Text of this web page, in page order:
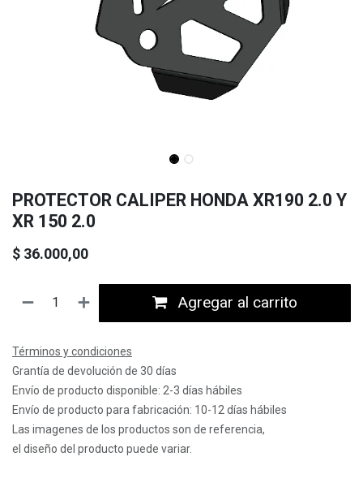
PROTECTOR CALIPER HONDA XR190 2.0 Y
XR 150 2.0
$ 36.000,00
Agregar al carrito
Términos y condiciones
Grantía de devolución de 30 días
Envío de producto disponible: 2-3 días hábiles
Envío de producto para fabricación: 10-12 días hábiles
Las imagenes de los productos son de referencia,
el diseño del producto puede variar.